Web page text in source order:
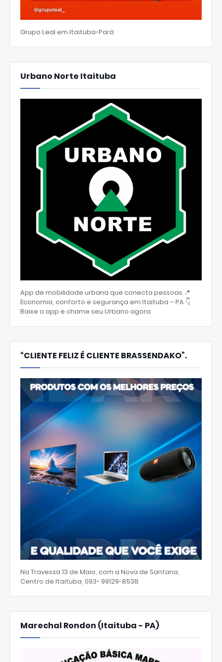
Grupo Leal em Itaituba-Pará
Urbano Norte Itaituba
App de mobilidade urbana que conecta pessoas 📍
Economia, conforto e segurança em Itaituba – PA 👇
Baixe o app e chame seu Urbano agora
“CLIENTE FELIZ É CLIENTE BRASSENDAKO”.
Na Travessa 13 de Maio, com a Nova de Santana,
Centro de Itaituba, 093- 99129-8538
Marechal Rondon (Itaituba - PA)